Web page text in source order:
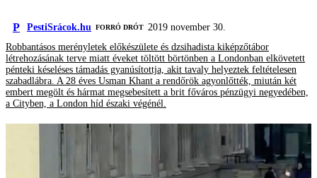
P PestiSrácok.hu FORRÓ DRÓT 2019 november 30.
Robbantásos merényletek előkészülete és dzsihadista kiképzőtábor
létrehozásának terve miatt éveket töltött börtönben a Londonban elkövetett
pénteki késeléses támadás gyanúsítottja, akit tavaly helyeztek feltételesen
szabadlábra. A 28 éves Usman Khant a rendőrök agyonlőtték, miután két
embert megölt és hármat megsebesített a brit főváros pénzügyi negyedében,
a Cityben, a London híd északi végénél.